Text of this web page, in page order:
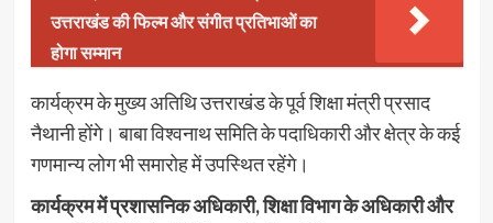
उत्तराखंड की फिल्म और संगीत प्रतिभाओं का
होगा सम्मान
कार्यक्रम के मुख्य अतिथि उत्तराखंड के पूर्व शिक्षा मंत्री प्रसाद
नैथानी होंगे। बाबा विश्वनाथ समिति के पदाधिकारी और क्षेत्र के कई
गणमान्य लोग भी समारोह में उपस्थित रहेंगे।
कार्यक्रम में प्रशासनिक अधिकारी, शिक्षा विभाग के अधिकारी और